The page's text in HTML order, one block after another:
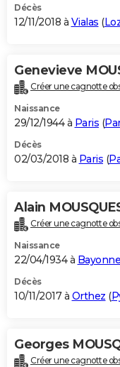
Décès
12/11/2018 à Vialas (
Genevieve
Créer une cagnotte
Naissance
29/12/1944 à Paris (
Décès
02/03/2018 à Paris (
Alain
Créer une cagnotte
Naissance
22/04/1934 à Bayonne
Décès
10/11/2017 à Orthez (
Georges
Créer une cagnotte